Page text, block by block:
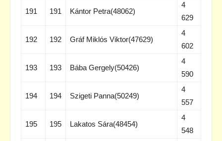
191 191 Kántor Petra(48062)
4
629
192 192 Gráf Miklós Viktor(47629)
4
602
193 193 Bába Gergely(50426)
4
590
194 194 Szigeti Panna(50249)
4
557
195 195 Lakatos Sára(48454)
4
548